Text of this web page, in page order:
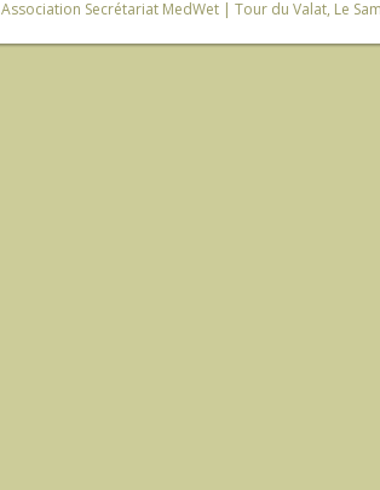
Association Secrétariat MedWet | Tour du Valat, Le